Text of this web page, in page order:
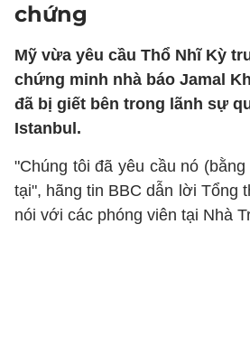
chứng
Mỹ vừa yêu cầu Thổ Nhĩ Kỳ
chứng minh nhà báo Jamal
đã bị giết bên trong lãnh sự
Istanbul.
"Chúng tôi đã yêu cầu nó
tại", hãng tin BBC dẫn lời Tổng
nói với các phóng viên tại Nhà